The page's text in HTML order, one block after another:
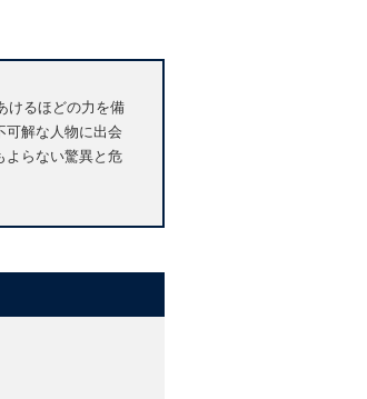
けるほどの力を備
可解な人物に出会
よらない驚異と危